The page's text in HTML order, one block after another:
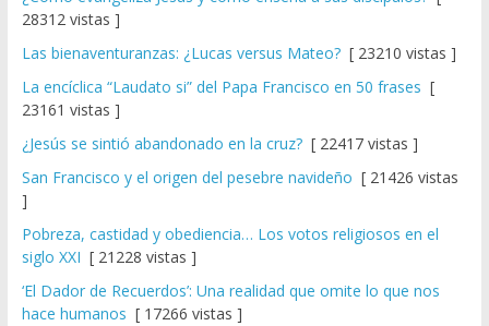
28312 vistas ]
Las bienaventuranzas: ¿Lucas versus Mateo?[ 23210 vistas ]
La encíclica “Laudato si” del Papa Francisco en 50 frases [
23161 vistas ]
¿Jesús se sintió abandonado en la cruz?[ 22417 vistas ]
San Francisco y el origen del pesebre navideño [ 21426 vistas
]
Pobreza, castidad y obediencia… Los votos religiosos en el
siglo XXI [ 21228 vistas ]
‘El Dador de Recuerdos’: Una realidad que omite lo que nos
hace humanos [ 17266 vistas ]